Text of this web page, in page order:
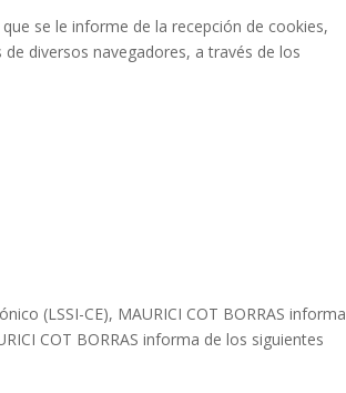
se le informe de la recepción de cookies,
diversos navegadores, a través de los
(LSSI-CE), MAURICI COT BORRAS informa
COT BORRAS informa de los siguientes